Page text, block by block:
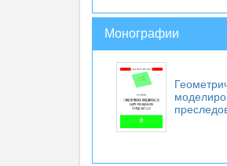
Монографии